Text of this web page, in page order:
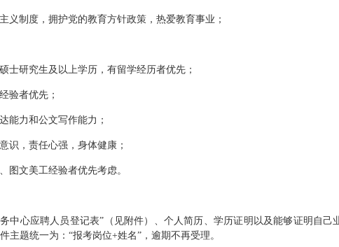
制度，拥护党的教育方针政策，热爱教育事业；
研究生及以上学历，有留学经历者优先；
验者优先；
力和公文写作能力；
，责任心强，身体健康；
文美工经验者优先考虑。
心应聘人员登记表”（见附件）、个人简历、学历证明以及能够证明自己
主题统一为：“报考岗位+姓名”，逾期不再受理。